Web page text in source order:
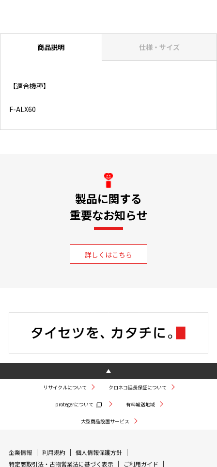
商品説明 仕様・サイズ
【適合機種】
F-ALX60
製品に関する
重要なお知らせ
詳しくはこちら
リサイクルについて クロネコ延長保証について
protegerについて 有料輸送地域
大型商品設置サービス
企業情報 利用規約
個人情報保護方針
特定商取引法・古物営業法に基づく表示
ご利用ガイド